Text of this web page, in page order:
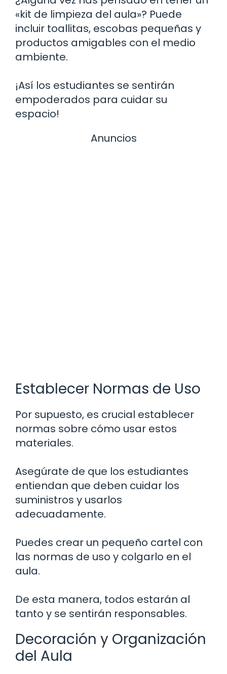
«kit de limpieza del aula»? Puede
incluir toallitas, escobas pequeñas y
productos amigables con el medio
ambiente.
¡Así los estudiantes se sentirán
empoderados para cuidar su
espacio!
Anuncios
Establecer Normas de Uso
Por supuesto, es crucial establecer
normas sobre cómo usar estos
materiales.
Asegúrate de que los estudiantes
entiendan que deben cuidar los
suministros y usarlos
adecuadamente.
Puedes crear un pequeño cartel con
las normas de uso y colgarlo en el
aula.
De esta manera, todos estarán al
tanto y se sentirán responsables.
Decoración y Organización
del Aula